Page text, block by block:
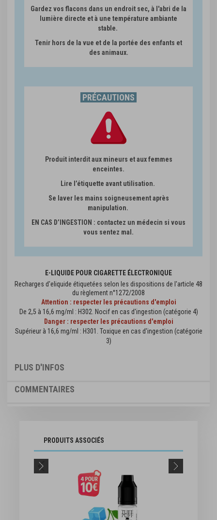
Gardez vos flacons dans un endroit sec, à l'abri de la
lumière directe et à une température ambiante
stable.
Tenir hors de la vue et de la portée des enfants et
des animaux.
PRÉCAUTIONS
Produit interdit aux mineurs et aux femmes
enceintes.
Lire l’étiquette avant utilisation.
Se laver les mains soigneusement après
manipulation.
EN CAS D’INGESTION : contactez un médecin si vous
vous sentez mal.
E-LIQUIDE POUR CIGARETTE ÉLECTRONIQUE
Recharges d'eliquide étiquetées selon les dispositions de l'article 48
du règlement n°1272/2008
Attention : respecter les précautions d'emploi
De 2,5 à 16,6 mg/ml : H302. Nocif en cas d'ingestion (catégorie 4)
Danger : respecter les précautions d'emploi
Supérieur à 16,6 mg/ml : H301. Toxique en cas d'ingestion (catégorie
3)
PLUS D'INFOS
COMMENTAIRES
PRODUITS ASSOCIÉS